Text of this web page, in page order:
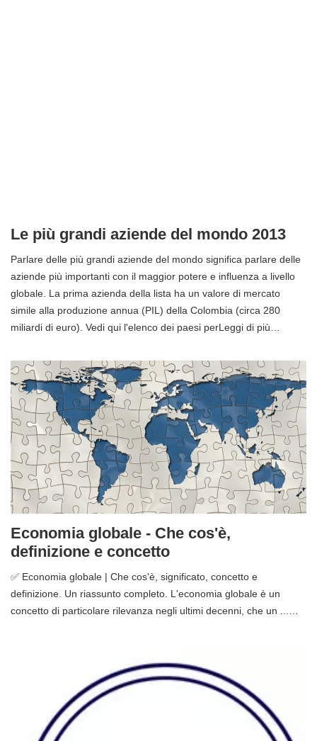
Le più grandi aziende del mondo 2013
Parlare delle più grandi aziende del mondo significa parlare delle
aziende più importanti con il maggior potere e influenza a livello
globale. La prima azienda della lista ha un valore di mercato
simile alla produzione annua (PIL) della Colombia (circa 280
miliardi di euro). Vedi qui l'elenco dei paesi perLeggi di più…
Economia globale - Che cos'è,
definizione e concetto
✅ Economia globale | Che cos'è, significato, concetto e
definizione. Un riassunto completo. L'economia globale è un
concetto di particolare rilevanza negli ultimi decenni, che un ...…